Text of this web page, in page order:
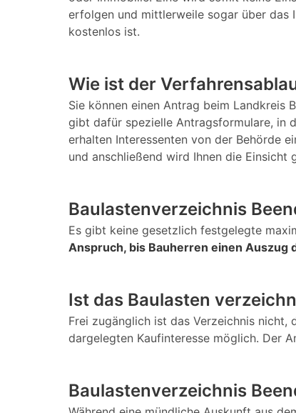
erfolgen und mittlerweile sogar über das
kostenlos ist.
Wie ist der
Sie können einen Antrag beim Landkreis
gibt dafür spezielle Antragsformulare, in
erhalten Interessenten von der Behörde
und anschließend wird Ihnen die Einsicht
Baulastenverzeichnis
Es gibt keine gesetzlich festgelegte
Anspruch, bis Bauherren einen Auszug
Ist das Baulasten
Frei zugänglich ist das Verzeichnis
dargelegten Kaufinteresse möglich. Der
Baulastenverzeichnis